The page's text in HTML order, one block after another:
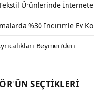
Ürünlerinde
%30 İndirimle Ev
Beymen’den
SEÇTIKLERI